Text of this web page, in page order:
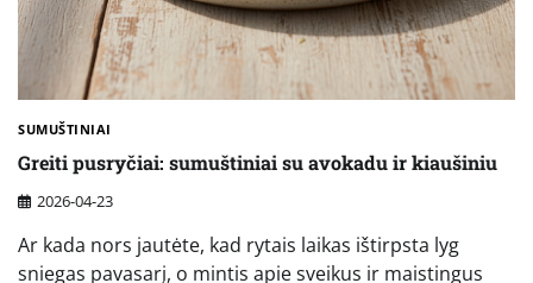
SUMUŠTINIAI
Greiti pusryčiai: sumuštiniai su avokadu ir kiaušiniu
2026-04-23
Ar kada nors jautėte, kad rytais laikas ištirpsta lyg
sniegas pavasarį, o mintis apie sveikus ir maistingus